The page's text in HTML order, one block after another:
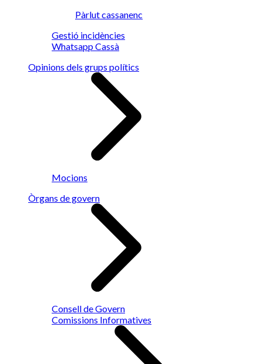
Pàrlut cassanenc
Gestió incidències
Whatsapp Cassà
Opinions dels grups polítics
Mocions
Òrgans de govern
Consell de Govern
Comissions Informatives